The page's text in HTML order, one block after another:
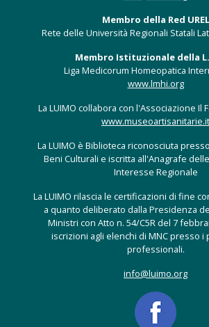
Membro della Red UREL
Rete delle Università Regionali Statali
Membro Istituzionale della
Liga Medicorum Homeopatica
www.lmhi.org
La LUIMO collabora con l'Associazione Il
www.museoartisanitarie.it
La LUIMO è Biblioteca riconosciuta
Beni Culturali e iscritta all'Anagrafe
Interesse Regionale
La LUIMO rilascia le certificazioni di fine
a quanto deliberato dalla Presidenza
Ministri con Atto n. 54/C5R del 7
iscrizioni agli elenchi di MNC presso i
professionali.
info@luimo.org